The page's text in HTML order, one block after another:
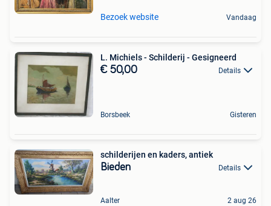
Bezoek website Vandaag
L. Michiels - Schilderij - Gesigneerd
€ 50,00 Details
Borsbeek Gisteren
schilderijen en kaders, antiek
Bieden Details
Aalter 2 aug 26